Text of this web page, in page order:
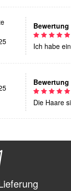
Bewertung
Ich habe
Bewertung
Die Haare